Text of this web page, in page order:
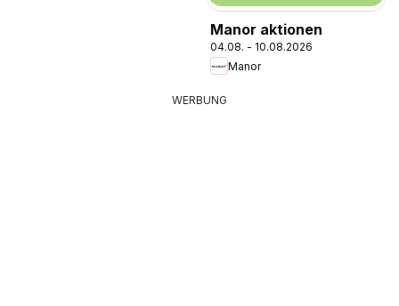
Manor aktionen
04.08. - 10.08.2026
Manor
WERBUNG